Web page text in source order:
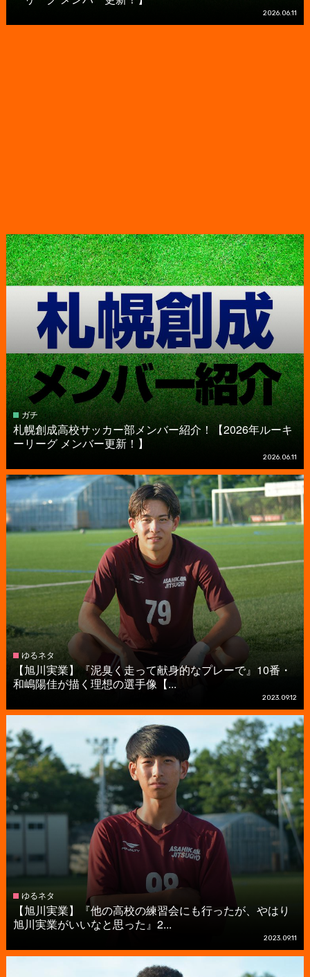
2026.06.11
ガチ
札幌創成高校サッカー部メンバー紹介！【2026年ルーキ
ーリーグ メンバー更新！】
2026.06.11
ゆるネタ
【旭川実業】『泥臭く走って献身的なプレーで』10番・
和嶋陽佳が描く理想の選手像【...
2023.09.12
ゆるネタ
【旭川実業】『他の高校の練習会にも行ったが、やはり
旭川実業がいいなと思った』2...
2023.09.11